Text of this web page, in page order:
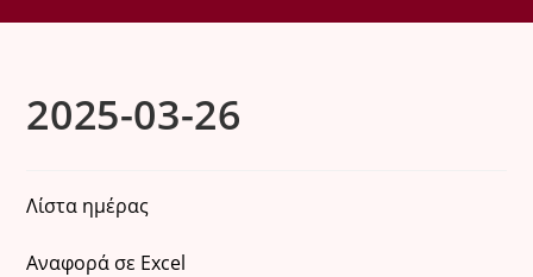
2025-03-26
Λίστα ημέρας
Αναφορά σε Excel